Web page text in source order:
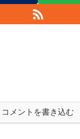
コメントを書き込む